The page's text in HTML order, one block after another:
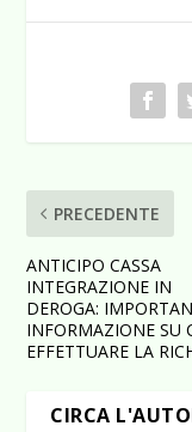
PRECEDENTE
ANTICIPO CASSA
INTEGRAZIONE IN
DEROGA:
INFORMAZIONE SU
EFFETTUARE LA
CIRCA